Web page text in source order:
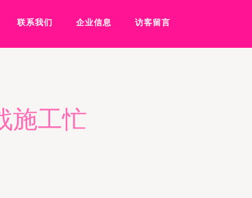
联系我们 企业信息 访客留言
施工忙